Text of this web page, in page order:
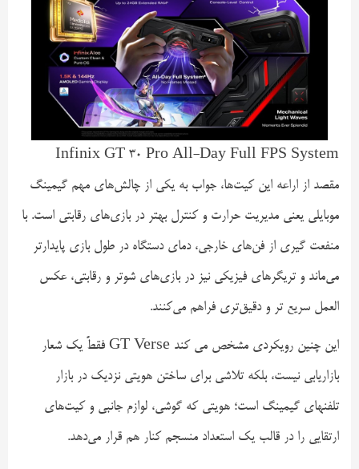
Infinix GT 30 Pro All-Day Full FPS System
مقصد از اراعه این کیت‌ها، جواب به یکی از چالش‌های مهم گیمینگ
موبایلی یعنی مدیریت حرارت و کنترل بهتر در بازی‌های رقابتی است. با
منفعت گیری از فن‌های خارجی، دمای دستگاه در طول بازی پایدارتر
می‌ماند و تریگرهای فیزیکی نیز در بازی‌های شوتر و رقابتی، عکس
العمل سریع تر و دقیق‌تری فراهم می‌کنند.
این چنین رویکردی مشخص می کند GT Verse فقطً یک شعار
بازاریابی نیست، بلکه تلاشی برای ساختن هویتی نزدیک در بازار
تلفنهای گیمینگ است؛ هویتی که گوشی، لوازم جانبی و کیت‌های
ارتقایی را در قالب یک استعداد منسجم کنار هم قرار می‌دهد.